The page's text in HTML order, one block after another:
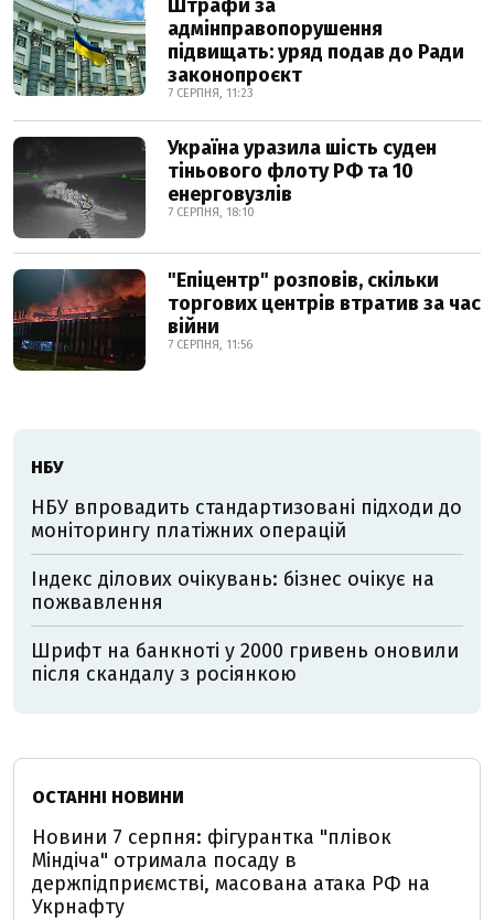
Штрафи за
адмінправопорушення
підвищать: уряд подав до Ради
законопроєкт
7 СЕРПНЯ, 11:23
Україна уразила шість суден
тіньового флоту РФ та 10
енерговузлів
7 СЕРПНЯ, 18:10
"Епіцентр" розповів, скільки
торгових центрів втратив за час
війни
7 СЕРПНЯ, 11:56
НБУ
НБУ впровадить стандартизовані підходи до
моніторингу платіжних операцій
Індекс ділових очікувань: бізнес очікує на
пожвавлення
Шрифт на банкноті у 2000 гривень оновили
після скандалу з росіянкою
ОСТАННІ НОВИНИ
Новини 7 серпня: фігурантка "плівок
Міндіча" отримала посаду в
держпідприємстві, масована атака РФ на
Укрнафту